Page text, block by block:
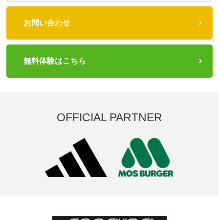
お問い合わせ
無料体験はこちら
OFFICIAL PARTNER